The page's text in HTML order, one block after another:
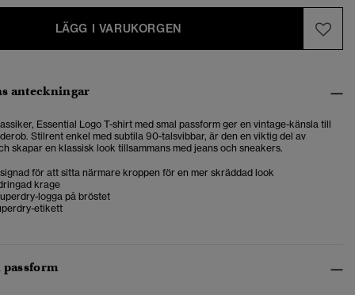
LÄGG I VARUKORGEN
anteckningar
Essential Logo T-shirt med smal passform ger en vintage-känsla till
Stilrent enkel med subtila 90-talsvibbar, är den en viktig del av
skapar en klassisk look tillsammans med jeans och sneakers.
för att sitta närmare kroppen för en mer skräddad look
krage
logga på bröstet
etikett